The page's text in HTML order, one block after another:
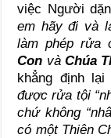
việc Người
em hãy đi và
làm phép rửa
Con và Chúa
khẳng định
được rửa tội
chứ không
có một Thiên